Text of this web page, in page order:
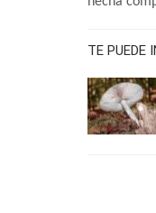
TE PUEDE